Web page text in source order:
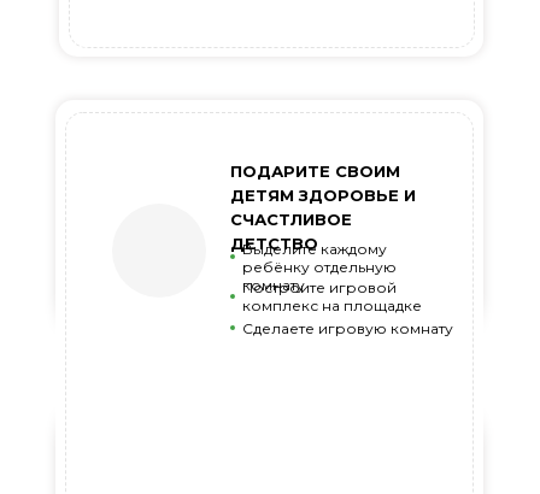
ПОДАРИТЕ СВОИМ
ДЕТЯМ ЗДОРОВЬЕ И
СЧАСТЛИВОЕ
ДЕТСТВО
Выделите каждому
ребёнку отдельную
комнату
Построите игровой
комплекс на площадке
Сделаете игровую комнату